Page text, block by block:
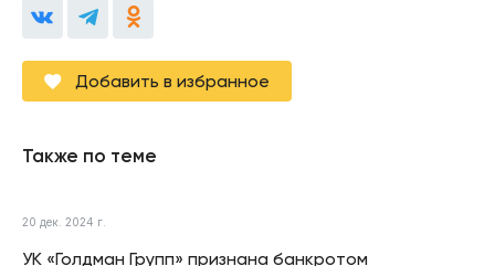
Добавить в избранное
Также по теме
20 дек. 2024 г.
УК «Голдман Групп» признана банкротом